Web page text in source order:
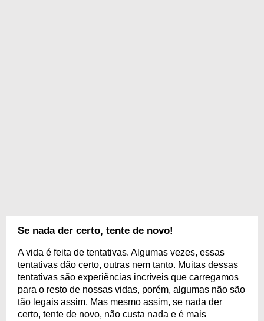
Se nada der certo, tente de novo!
A vida é feita de tentativas. Algumas vezes, essas
tentativas dão certo, outras nem tanto. Muitas dessas
tentativas são experiências incríveis que carregamos
para o resto de nossas vidas, porém, algumas não são
tão legais assim. Mas mesmo assim, se nada der
certo, tente de novo, não custa nada e é mais